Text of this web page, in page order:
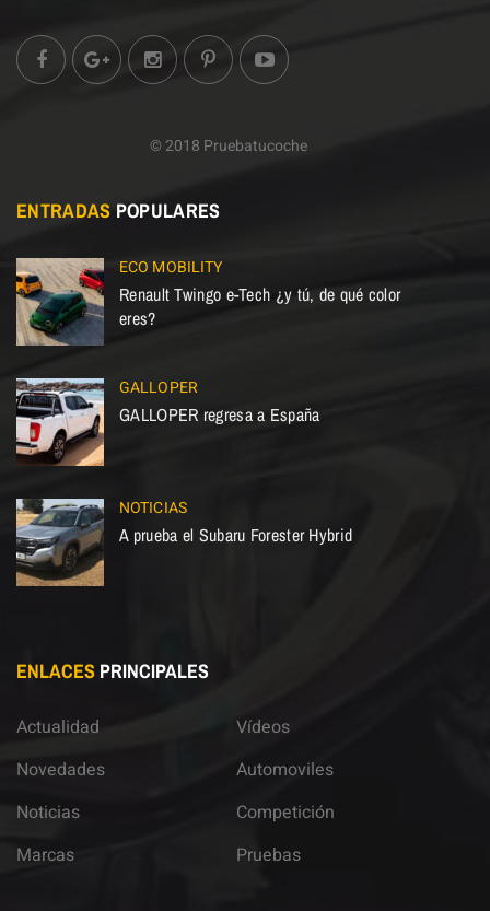
© 2018 Pruebatucoche
ENTRADAS POPULARES
ECO MOBILITY
Renault Twingo e-Tech ¿y tú, de qué color
eres?
GALLOPER
GALLOPER regresa a España
NOTICIAS
A prueba el Subaru Forester Hybrid
ENLACES PRINCIPALES
Actualidad
Novedades
Noticias
Marcas
Vídeos
Automoviles
Competición
Pruebas